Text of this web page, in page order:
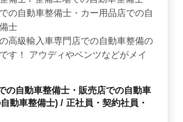
を活かせる業務内容＞ 自動
験が必要です。整備全般や車
い業務を担当します。メカニッ
備士以上の資格を持つ方々が歓迎
の自動車整備士・カー用品店での自
士
高級輸入車専門店での自動車整備の
す！ アウディやベンツなどがメイ
、納車整備、車検対応 ・部品の交
付け・補修 ・トラブルシューティ
整備業務全般 ・お客さんの見積も
の自動車整備士・販売店での自動車
動車整備士) / 正社員・契約社員・